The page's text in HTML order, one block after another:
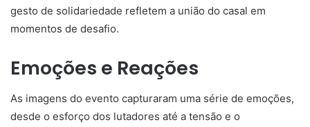
gesto de solidariedade refletem a união do casal em
momentos de desafio.
Emoções e Reações
As imagens do evento capturaram uma série de emoções,
desde o esforço dos lutadores até a tensão e o